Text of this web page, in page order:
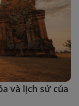
và lịch sử của